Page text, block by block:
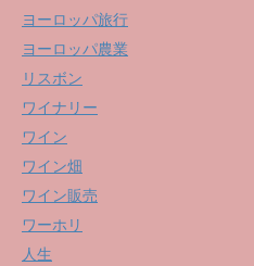
ヨーロッパ旅行
ヨーロッパ農業
リスボン
ワイナリー
ワイン
ワイン畑
ワイン販売
ワーホリ
人生